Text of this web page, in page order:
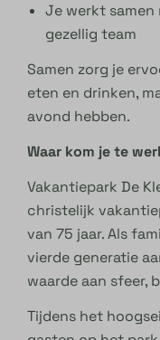
Je werkt
gezellig team
Samen zorg je
eten en drinken,
avond hebben.
Waar kom je te
Vakantiepark De
christelijk
van 75 jaar. Als
vierde generatie
waarde aan sfeer,
Tijdens het